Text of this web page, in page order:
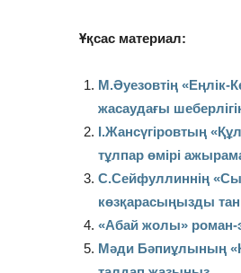
Ұқсас материал:
М.Әуезовтің «Еңлік-
жасаудағы
І.Жансүгіровтың
тұлпар өмірі
С.Сейфуллиннің
көзқарасыңызды
«Абай жо­лы» ро­ман-
Мәди Бәпиұлының